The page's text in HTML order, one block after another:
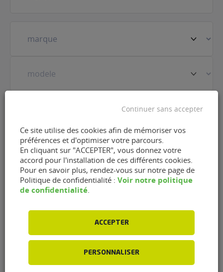
véhicule(Nécessaire)
mail(Nécessaire)
Téléphone(Nécessaire)
RGPDJ'accepte que FlexFuel Energy Development
collecte et utilise les données personnelles
renseignées dans le cadre de la demande
d'information et de la relation commerciale qui
Ce site utilise des cookies afin de mémoriser vos
préférences et d'optimiser votre parcours.
En cliquant sur "ACCEPTER", vous donnez votre
accord pour l'installation de ces différents cookies.
Pour en savoir plus, rendez-vous sur notre page de
Politique de confidentialité : Voir notre politique
de confidentialité.
ACCEPTER
PERSONNALISER
Continuer sans accepter